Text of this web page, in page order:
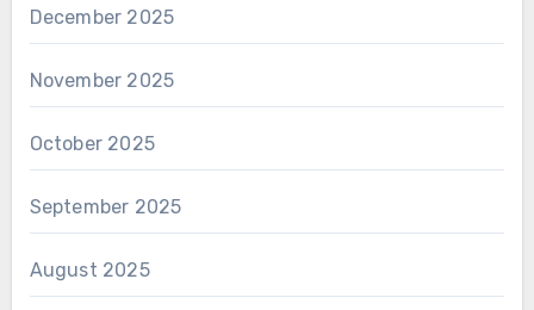
December 2025
November 2025
October 2025
September 2025
August 2025